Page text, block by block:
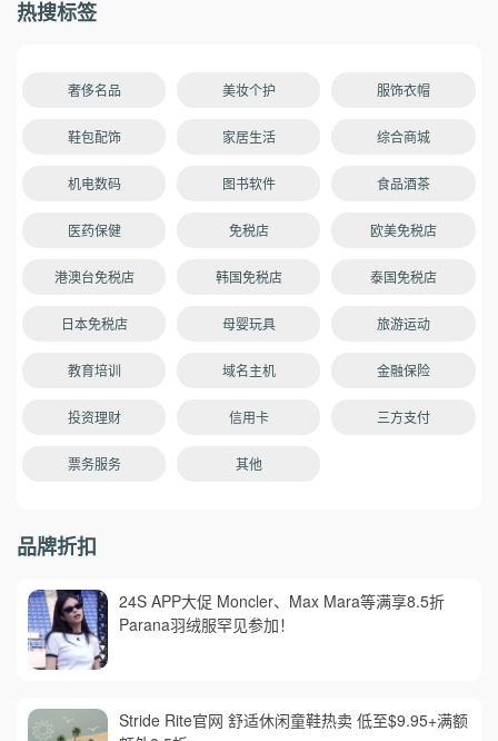
热搜标签
奢侈名品 美妆个护 服饰衣帽
鞋包配饰 家居生活 综合商城
机电数码 图书软件 食品酒茶
医药保健 免税店 欧美免税店
港澳台免税店 韩国免税店 泰国免税店
日本免税店 母婴玩具 旅游运动
教育培训 域名主机 金融保险
投资理财 信用卡 三方支付
票务服务 其他
品牌折扣
24S APP大促 Moncler、Max Mara等满享8.5折
Parana羽绒服罕见参加！
Stride Rite官网 舒适休闲童鞋热卖 低至$9.95+满额